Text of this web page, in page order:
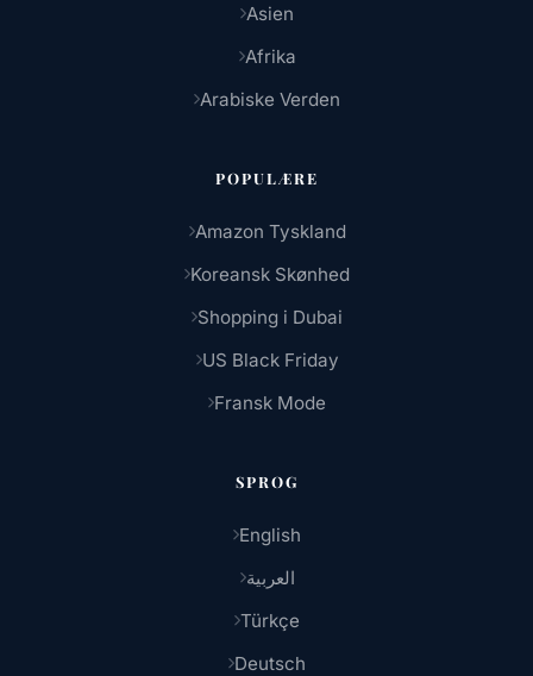
Asien
Afrika
Arabiske Verden
POPULÆRE
Amazon Tyskland
Koreansk Skønhed
Shopping i Dubai
US Black Friday
Fransk Mode
SPROG
English
العربية
Türkçe
Deutsch